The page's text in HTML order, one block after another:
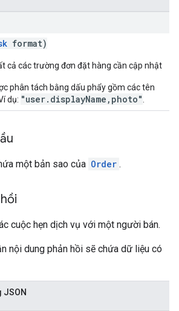
format)
cả các trường đơn đặt hàng cần cập nhật
phân tách bằng dấu phẩy gồm các tên
dụ: "user.displayName,photo"
một bản sao của Order .
cuộc hẹn dịch vụ với một người bán.
nội dung phản hồi sẽ chứa dữ liệu có
JSON